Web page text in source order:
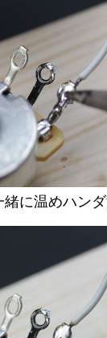
緒に温めハン